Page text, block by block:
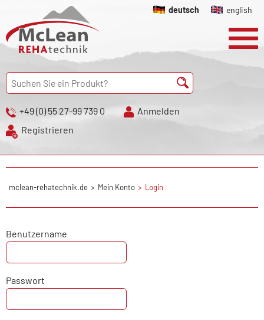
deutsch english
+49 (0) 55 27-99 739 0
Anmelden
Registrieren
mclean-rehatechnik.de Mein Konto Login
Benutzername
Passwort